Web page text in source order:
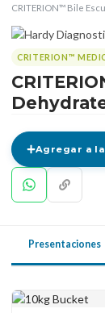
CRITERION™ Bile
CRITERION™
Agregar a
Presentaciones